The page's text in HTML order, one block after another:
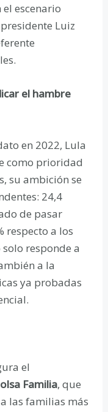
escenario
Luiz
el hambre
en 2022, Lula
como prioridad
su ambición se
24,4
de pasar
respecto a los
solo responde a
a la
ya probadas
el
Familia, que
las familias más